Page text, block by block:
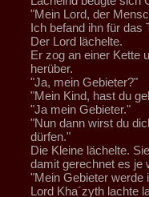
"Mein Lord, der
Ich befand ihn für das
Der Lord lächelte.
Er zog an einer Kette
herüber.
"Ja, mein Gebieter?"
"Mein Kind, hast du
"Ja mein Gebieter."
"Nun dann wirst du
dürfen."
Die Kleine lächelte.
damit gerechnet es je
"Mein Gebieter werde
Lord Kha´zyth lachte